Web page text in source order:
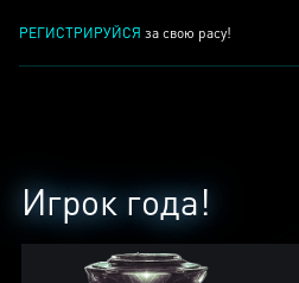
РЕГИСТРИРУЙСЯ за свою расу!
Игрок года!